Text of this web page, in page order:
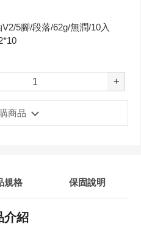
5腳/段落/62g/無潤/10入
+
商品
規格 保固說明
介紹